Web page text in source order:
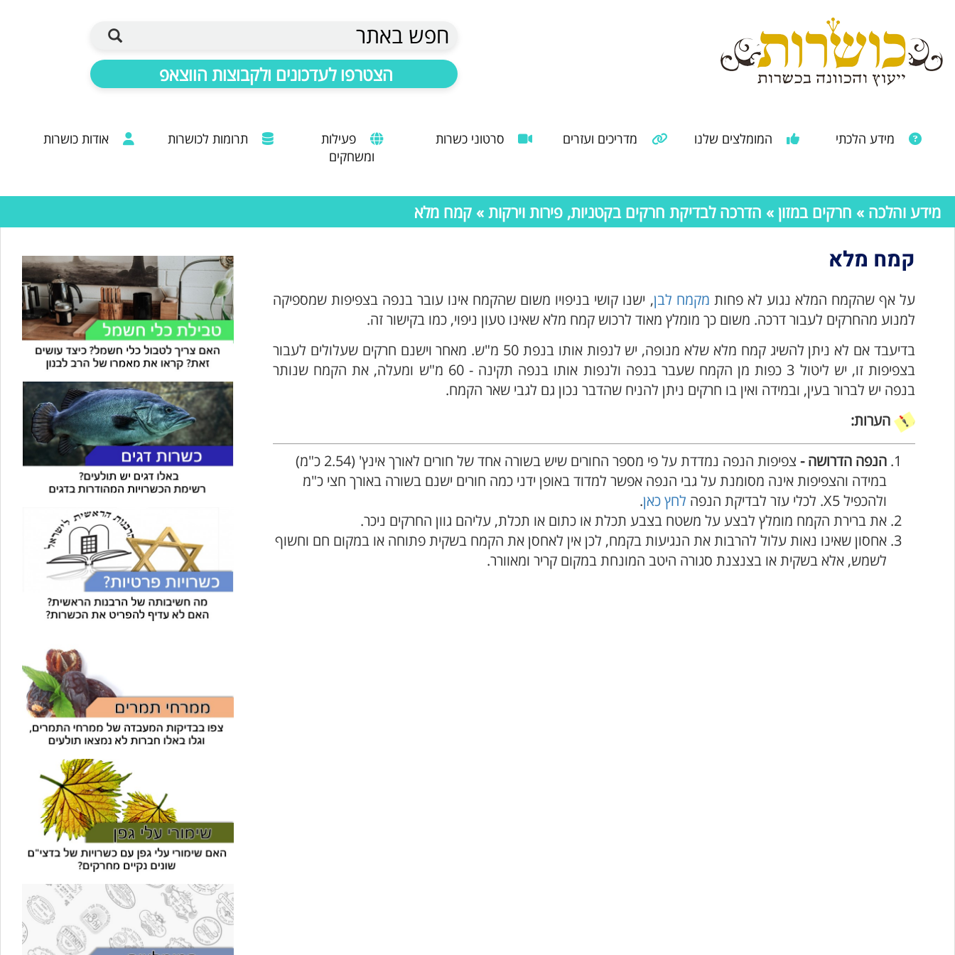
חפש באתר
הצטרפו לעדכונים ולקבוצות הווצאפ
מידע הלכתי המומלצים שלנו מדריכים ועזרים סרטוני כשרות
פעילות
ומשחקים
תרומות לכושרות אודות כושרות
מידע והלכה » חרקים במזון » הדרכה לבדיקת חרקים בקטניות, פירות וירקות » קמח מלא
קמח מלא
על אף שהקמח המלא נגוע לא פחות מקמח לבן, ישנו קושי בניפויו משום שהקמח אינו עובר בנפה בצפיפות שמספיקה
למנוע מהחרקים לעבור דרכה. משום כך מומלץ מאוד לרכוש קמח מלא שאינו טעון ניפוי, כמו בקישור זה.
בדיעבד אם לא ניתן להשיג קמח מלא שלא מנופה,
יש לנפות אותו בנפת 50 מ"ש. מאחר וישנם חרקים שעלולים לעבור
בצפיפות זו, יש ליטול 3 כפות מן הקמח שעבר בנפה ולנפות אותו בנפה תקינה - 60 מ"ש ומעלה, את הקמח שנותר
בנפה יש לברור בעין, ובמידה ואין בו חרקים ניתן להניח שהדבר נכון גם לגבי שאר הקמח.
הערות:
הנפה הדרושה -
צפיפות הנפה נמדדת על פי מספר החורים שיש בשורה אחד של חורים לאורך אינץ' (2.54 כ"מ)
במידה והצפיפות אינה מסומנת על גבי הנפה אפשר למדוד באופן ידני כמה חורים ישנם בשורה באורך חצי כ"מ
ולהכפיל X5. לכלי עזר לבדיקת הנפה
לחץ כאן.
את ברירת הקמח מומלץ לבצע על משטח בצבע תכלת או כתום או תכלת, עליהם גוון החרקים ניכר.
אחסון שאינו נאות עלול להרבות את הנגיעות בקמח, לכן אין לאחסן את הקמח בשקית פתוחה או במקום חם וחשוף
לשמש, אלא בשקית או בצנצנת סגורה היטב המונחת במקום קריר ומאוורר.
עוזר הכשרות של כושרות
🪲 בדיקת חרקים
חרקים בפירות, ירקות וקטניות